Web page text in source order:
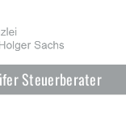
Steuerberater